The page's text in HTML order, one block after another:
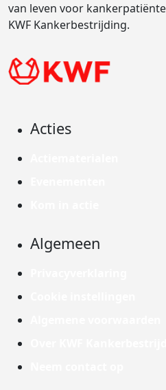
van leven voor
KWF Kankerbestrijding.
Acties
Algemeen